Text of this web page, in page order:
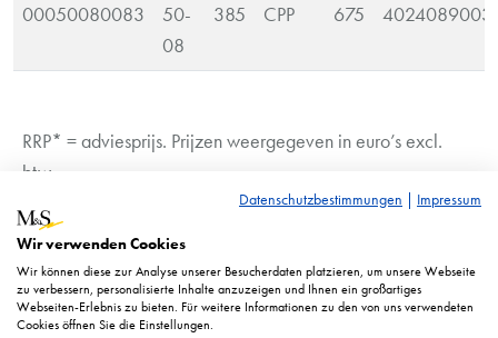
00050080083
50-
08
385 CPP 675
RRP* = adviesprijs. Prijzen weergegeven in euro’s excl.
btw.
Afbeelding vergelijkbaar. Technische wijzigingen voorbehouden.
Datenschutzbestimmungen | Impressum
Wir verwenden Cookies
Wir können diese zur Analyse unserer Besucherdaten platzieren, um unsere Webseite
zu verbessern, personalisierte Inhalte anzuzeigen und Ihnen ein großartiges
Webseiten-Erlebnis zu bieten. Für weitere Informationen zu den von uns verwendeten
Cookies öffnen Sie die Einstellungen.